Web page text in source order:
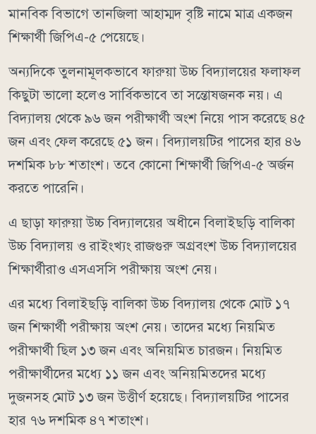
মানবিক বিভাগে তানজিলা আহাম্মদ বৃষ্টি নামে মাত্র একজন
শিক্ষার্থী জিপিএ-৫ পেয়েছে।
অন্যদিকে তুলনামূলকভাবে ফারুয়া উচ্চ বিদ্যালয়ের ফলাফল
কিছুটা ভালো হলেও সার্বিকভাবে তা সন্তোষজনক নয়। এ
বিদ্যালয় থেকে ৯৬ জন পরীক্ষার্থী অংশ নিয়ে পাস করেছে ৪৫
জন এবং ফেল করেছে ৫১ জন। বিদ্যালয়টির পাসের হার ৪৬
দশমিক ৮৮ শতাংশ। তবে কোনো শিক্ষার্থী জিপিএ-৫ অর্জন
করতে পারেনি।
এ ছাড়া ফারুয়া উচ্চ বিদ্যালয়ের অধীনে বিলাইছড়ি বালিকা
উচ্চ বিদ্যালয় ও রাইংখ্যং রাজগুরু অগ্রবংশ উচ্চ বিদ্যালয়ের
শিক্ষার্থীরাও এসএসসি পরীক্ষায় অংশ নেয়।
এর মধ্যে বিলাইছড়ি বালিকা উচ্চ বিদ্যালয় থেকে মোট ১৭
জন শিক্ষার্থী পরীক্ষায় অংশ নেয়। তাদের মধ্যে নিয়মিত
পরীক্ষার্থী ছিল ১৩ জন এবং অনিয়মিত চারজন। নিয়মিত
পরীক্ষার্থীদের মধ্যে ১১ জন এবং অনিয়মিতদের মধ্যে
দুজনসহ মোট ১৩ জন উত্তীর্ণ হয়েছে। বিদ্যালয়টির পাসের
হার ৭৬ দশমিক ৪৭ শতাংশ।